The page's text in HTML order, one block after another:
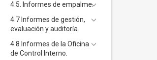
4.5. Informes de empalme.
4.7 Informes de gestión,
evaluación y auditoría.
4.8 Informes de la Oficina
de Control Interno.